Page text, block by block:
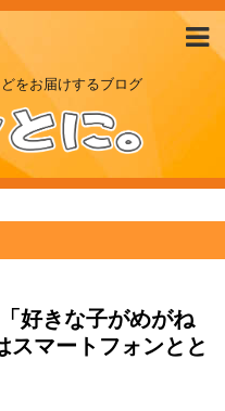
をお届けするブログ
好きな子がめがね
スマートフォンとと